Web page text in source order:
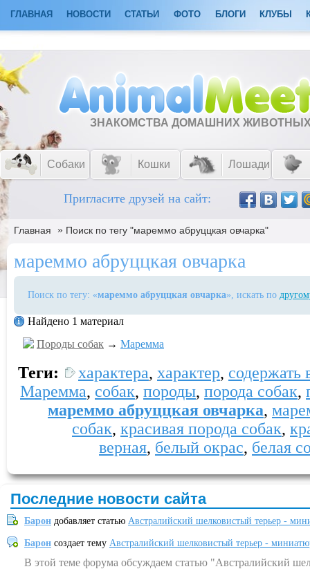
ГЛАВНАЯ НОВОСТИ СТАТЬИ ФОТО БЛОГИ КЛУБЫ
ЗНАКОМСТВА ДОМАШНИХ
Собаки Кошки Лошади
Пригласите друзей на сайт:
Главная » Поиск по тегу "мареммо абруццкая овчарка"
мареммо абруццкая овчарка
Поиск по тегу: «мареммо абруццкая овчарка», искать по
Найдено 1 материал
Породы собак → Маремма
Теги: характера, характер, содержать
Маремма, собак, породы, порода собак,
мареммо абруццкая овчарка,
собак, красивая порода собак,
верная, белый окрас, белая
Последние новости сайта
Барон добавляет статью Австралийский шелковистый терьер -
Барон создает тему Австралийский шелковистый терьер -
В этой теме форума обсуждаем статью "Австралийский